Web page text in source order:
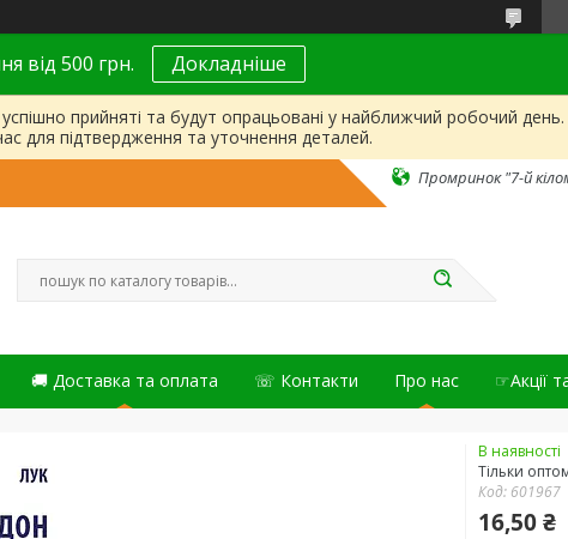
від 500 грн. Докладніше
прийняті та будут опрацьовані у найближчий робочий
для підтвердження та уточнення деталей.
Промринок "7-й
🚚 Доставка та оплата ☏ Контакти Про нас ☞Акції
В наявності
Тільки
Код: 601967
16,50 ₴